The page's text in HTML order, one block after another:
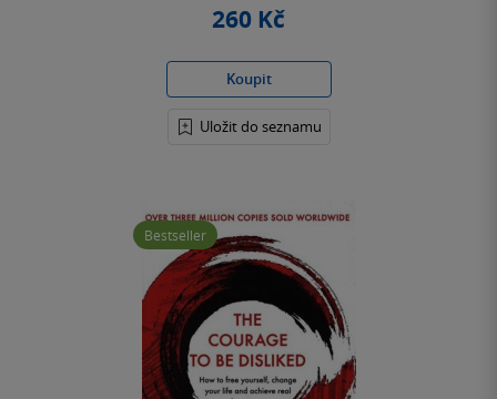
260 Kč
Koupit
Uložit do seznamu
Bestseller